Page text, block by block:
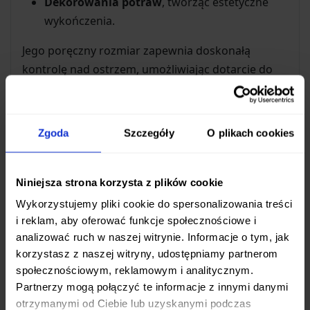
Zgoda Szczegóły O plikach cookies
Niniejsza strona korzysta z plików cookie
Wykorzystujemy pliki cookie do spersonalizowania treści
i reklam, aby oferować funkcje społecznościowe i
analizować ruch w naszej witrynie. Informacje o tym, jak
korzystasz z naszej witryny, udostępniamy partnerom
społecznościowym, reklamowym i analitycznym.
Partnerzy mogą połączyć te informacje z innymi danymi
otrzymanymi od Ciebie lub uzyskanymi podczas
wykończenia.
Jego poręczny rozmiar zapewnia doskonałą
kontrolę nad ostrzem, umożliwiając dotarcie do
trudno dostępnych miejsc i wykonywanie
Trwałość i komfort użytkowania
nierdzewnej X30Cr13, co gwarantuje
odpowiednią ostrość i dobrą odporność na
korozję – kluczową cechę przy kontakcie z
kwaśnymi produktami. Hartowanie do poziomu53
HRCzapewnia optymalną równowagę między
trwałością krawędzi tnącej a łatwością jej
ostrzenia, co jest szczególnie ważne dla małego